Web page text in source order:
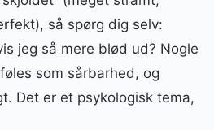
så spørg dig selv:
jeg så mere blød ud? Nogle
som sårbarhed, og
Det er et psykologisk tema,